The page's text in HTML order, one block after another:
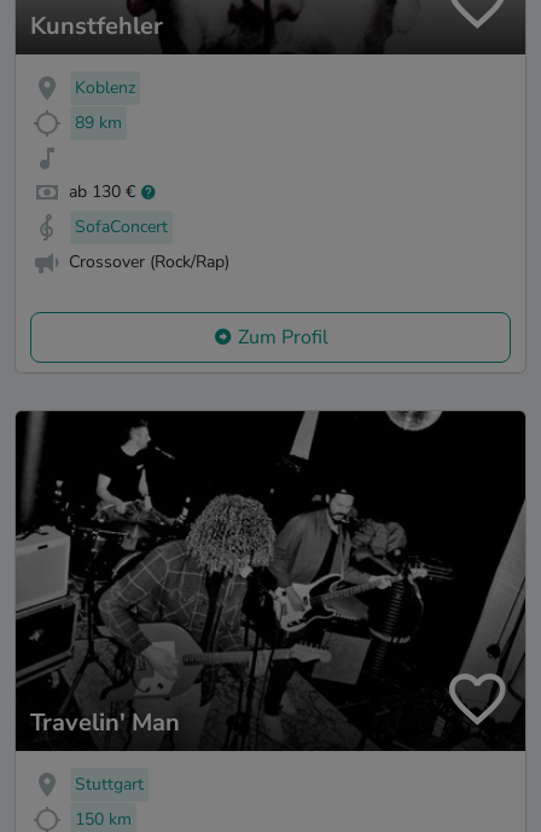
Kunstfehler
Koblenz
89 km
ab 130 €
SofaConcert
Crossover (Rock/Rap)
Zum Profil
Travelin' Man
Stuttgart
150 km